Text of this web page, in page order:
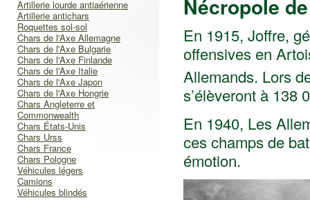
Artillerie lourde antiaérienne
Artillerie antichars
Roquettes sol-sol
Chars de l'Axe Allemagne
Chars de l'Axe Bulgarie
Chars de l'Axe Finlande
Chars de l'Axe Italie
Chars de l'Axe Japon
Chars de l'Axe Hongrie
Chars Angleterre et
Commonwealth
Chars États-Unis
Chars Urss
Chars France
Chars Pologne
Véhicules légers
Camions
Véhicules blindés
Nécropole
En 1915, Joffre,
offensives en
Allemands. Lors
s’élèveront à 138
En 1940, Les
ces champs de
émotion.